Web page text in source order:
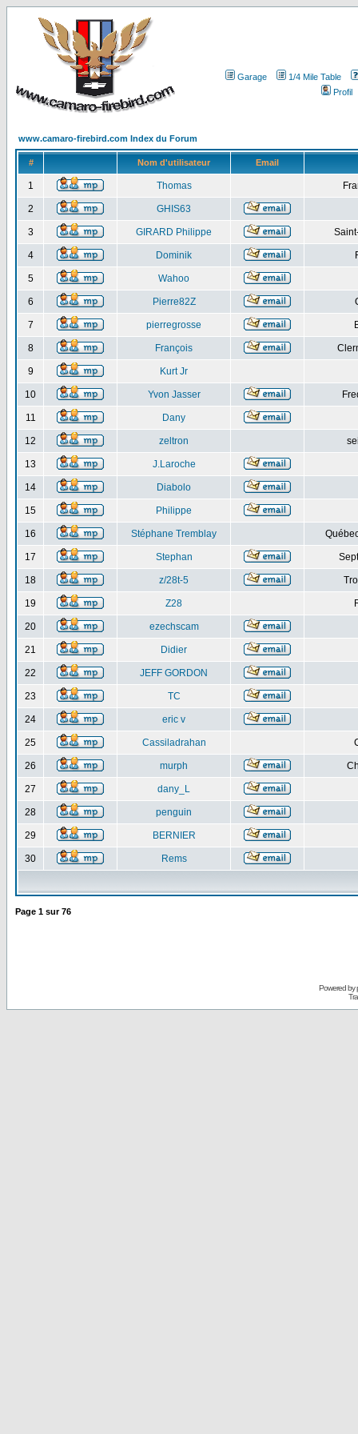
Garage
1/4 Mile Table
Profil
www.camaro-firebird.com Index du Forum
# Nom d'utilisateur Email
1 Thomas
2 GHIS63
3 GIRARD Philippe
4 Dominik
5 Wahoo
6 Pierre82Z
7 pierregrosse
8 François
9 Kurt Jr
10 Yvon Jasser
11 Dany
12 zeltron
13 J.Laroche
14 Diabolo
15 Philippe
16 Stéphane Tremblay
17 Stephan
18 z/28t-5
19 Z28
20 ezechscam
21 Didier
22 JEFF GORDON
23 TC
24 eric v
25 Cassiladrahan
26 murph
27 dany_L
28 penguin
29 BERNIER
30 Rems
Page 1 sur76
Powered by